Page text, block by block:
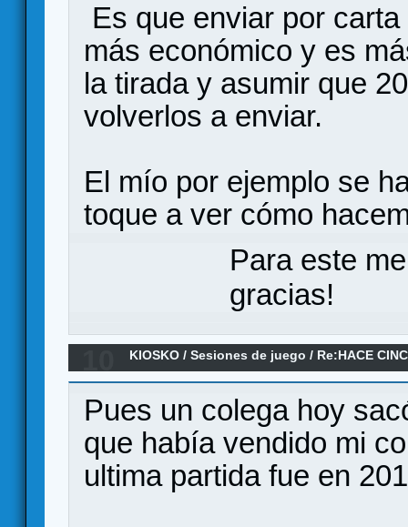
Es que enviar por
más económico y es
la tirada y asumir que
volverlos a enviar.
El mío por ejemplo se
toque a ver cómo
Para este
gracias!
KIOSKO /Sesiones de juego / Re:HACE
Pues un colega hoy
que había vendido mi
ultima partida fue en